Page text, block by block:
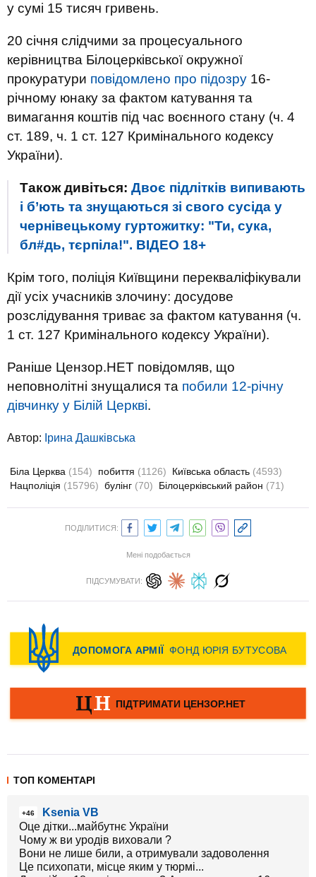
у сумі 15 тисяч гривень.
20 січня слідчими за процесуального
керівництва Білоцерківської окружної
прокуратури повідомлено про підозру 16-
річному юнаку за фактом катування та
вимагання коштів під час воєнного стану (ч. 4
ст. 189, ч. 1 ст. 127 Кримінального кодексу
України).
Також дивіться: Двоє підлітків випивають
і б’ють та знущаються зі свого сусіда у
чернівецькому гуртожитку: "Ти, сука,
бл#дь, тєрпіла!". ВIДЕО 18+
Крім того, поліція Київщини перекваліфікували
дії усіх учасників злочину: досудове
розслідування триває за фактом катування (ч.
1 ст. 127 Кримінального кодексу України).
Раніше Цензор.НЕТ повідомляв, що
неповнолітні знущалися та побили 12-річну
дівчинку у Білій Церкві.
Автор: Ірина Дашківська
Біла Церква (154) побиття (1126) Київська область (4593)
Нацполіція (15796) булінг (70) Білоцерківський район (71)
ПОДІЛИТИСЯ:
Мені подобається
ПІДСУМУВАТИ:
ТОП КОМЕНТАРІ
+46
Ksenia VB
Оце дітки...майбутнє України
Чому ж ви уродів виховали ?
Вони не лише били, а отримували задоволення
Це психопати, місце яким у тюрмі...